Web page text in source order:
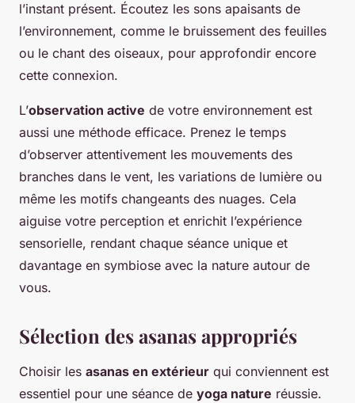
l’instant présent. Écoutez les sons apaisants de
l’environnement, comme le bruissement des feuilles
ou le chant des oiseaux, pour approfondir encore
cette connexion.
L’observation active de votre environnement est
aussi une méthode efficace. Prenez le temps
d’observer attentivement les mouvements des
branches dans le vent, les variations de lumière ou
même les motifs changeants des nuages. Cela
aiguise votre perception et enrichit l’expérience
sensorielle, rendant chaque séance unique et
davantage en symbiose avec la nature autour de
vous.
Sélection des asanas appropriés
Choisir les asanas en extérieur qui conviennent est
essentiel pour une séance de yoga nature réussie.